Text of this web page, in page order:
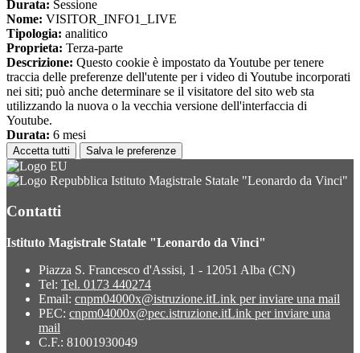
Durata: Sessione
Nome: VISITOR_INFO1_LIVE
Tipologia: analitico
Proprieta: Terza-parte
Descrizione: Questo cookie è impostato da Youtube per tenere
traccia delle preferenze dell'utente per i video di Youtube incorporati
nei siti; può anche determinare se il visitatore del sito web sta
utilizzando la nuova o la vecchia versione dell'interfaccia di
Youtube.
Durata: 6 mesi
Accetta tutti Salva le preferenze
Istituto Magistrale Statale "Leonardo da Vinci"
Contatti
Istituto Magistrale Statale "Leonardo da Vinci"
Piazza S. Francesco d'Assisi, 1 - 12051 Alba (CN)
Tel: Tel. 0173 440274
Email: cnpm04000x@istruzione.itLink per inviare una mail
PEC: cnpm04000x@pec.istruzione.itLink per inviare una
mail
C.F.: 81001930049